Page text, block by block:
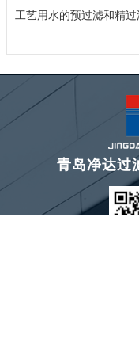
工艺用水的预过滤和精过
青岛净达过